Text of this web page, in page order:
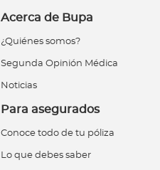
Acerca de Bupa
¿Quiénes somos?
Segunda Opinión Médica
Noticias
Para asegurados
Conoce todo de tu póliza
Lo que debes saber